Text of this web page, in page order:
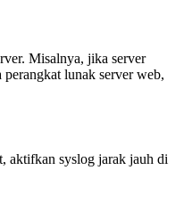
Misalnya, jika server
lunak server web,
aktifkan syslog jarak jauh di